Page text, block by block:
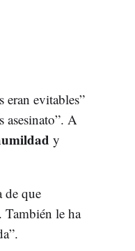
eran evitables”
asesinato”. A
y
de que
También le ha